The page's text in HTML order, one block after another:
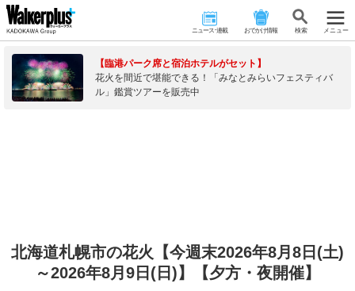
ニュース･連載 おでかけ情報 検 索 メニュー
【臨港パーク席と宿泊ホテルがセット】
花火を間近で堪能できる！「みなとみらいフェスティバ
ル」鑑賞ツアーを販売中
北海道札幌市の花火【今週末2026年8月8日(土)
～2026年8月9日(日)】【夕方・夜開催】